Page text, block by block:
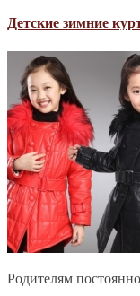
Детские зимние
Родителям